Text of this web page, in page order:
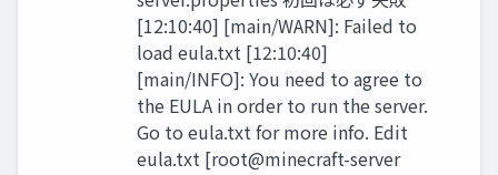
[12:10:40] [main/WARN]: Failed to
load eula.txt [12:10:40]
[main/INFO]: You need to agree to
the EULA in order to run the server.
Go to eula.txt for more info. Edit
eula.txt [root@minecraft-server